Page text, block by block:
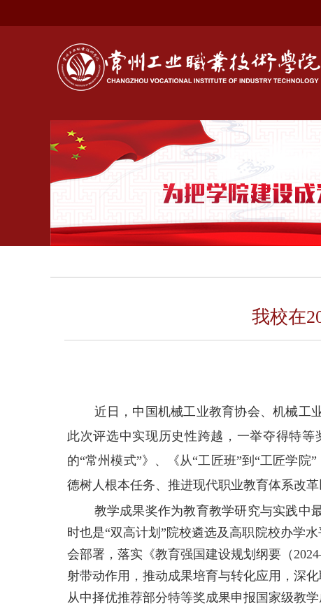
我校在
近日，中国机械工业教育协会、机械工
此次评选中实现历史性跨越，一举夺得特等
的“常州模式”》、《从“工匠班”到“工匠学
德树人根本任务、推进现代职业教育体系改
教学成果奖作为教育教学研究与实践中
时也是“双高计划”院校遴选及高职院校办学
会部署，落实《教育强国建设规划纲要（
射带动作用，推动成果培育与转化应用，深
从中择优推荐部分特等奖成果申报国家级教学